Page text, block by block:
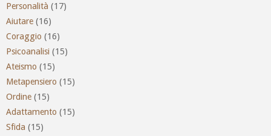
Personalità (17)
Aiutare (16)
Coraggio (16)
Psicoanalisi (15)
Ateismo (15)
Metapensiero (15)
Ordine (15)
Adattamento (15)
Sfida (15)